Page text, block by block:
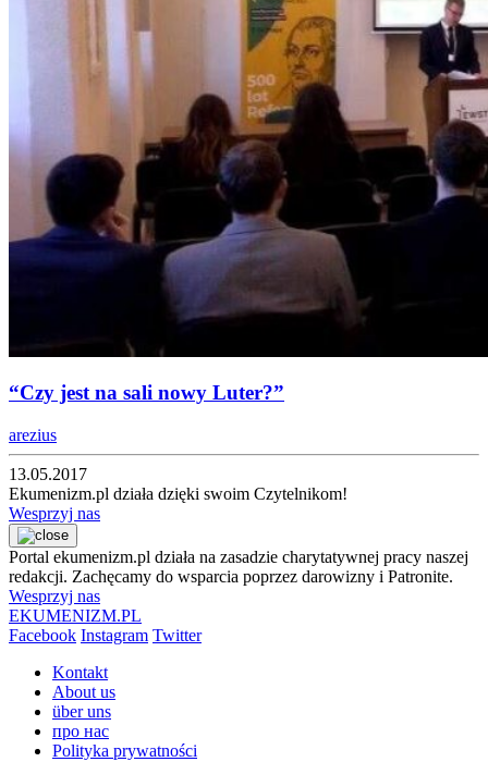
“Czy jest na sali nowy Luter?”
arezius
13.05.2017
Ekumenizm.pl działa dzięki swoim Czytelnikom!
Wesprzyj nas
Portal ekumenizm.pl działa na zasadzie charytatywnej pracy naszej
redakcji. Zachęcamy do wsparcia poprzez darowizny i Patronite.
Wesprzyj nas
EKUMENIZM.PL
Facebook Instagram Twitter
Kontakt
About us
über uns
про нас
Polityka prywatności